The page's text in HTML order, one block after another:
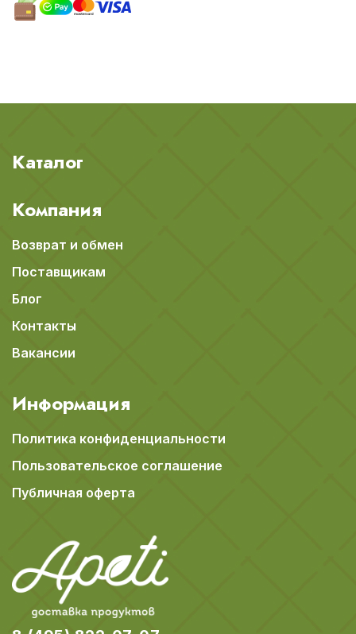
Каталог
Компания
Возврат и обмен
Поставщикам
Блог
Контакты
Вакансии
Информация
Политика конфиденциальности
Пользовательское соглашение
Публичная оферта